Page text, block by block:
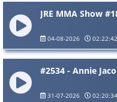
JRE MMA Show
04-08-2026 02:22:42
#2534 - Annie
31-07-2026 02:20:34